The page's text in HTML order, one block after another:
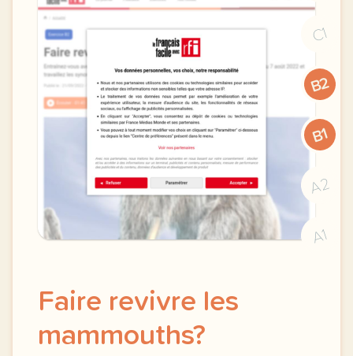
C1
B2
B1
A2
A1
Faire revivre les
mammouths?